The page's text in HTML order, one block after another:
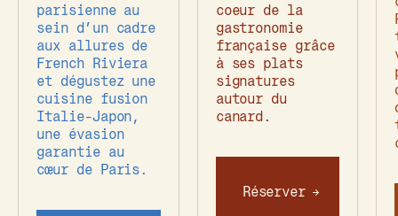
parisienne au
sein d’un cadre
aux allures de
French Riviera
et dégustez une
cuisine fusion
Italie-Japon,
une évasion
garantie au
cœur de Paris.
coeur de la
gastronomie
française grâce
à ses plats
signatures
autour du
canard.
Réserver